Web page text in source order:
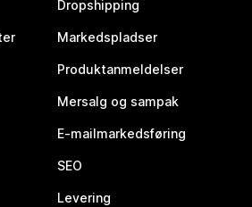
Dropshipping
Markedspladser
Produktanmeldelser
Mersalg og sampak
E-mailmarkedsføring
SEO
Levering